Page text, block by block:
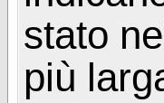
stato
più